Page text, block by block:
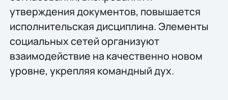
утверждения документов, повышается
исполнительская дисциплина. Элементы
социальных сетей организуют
взаимодействие на качественно новом
уровне, укрепляя командный дух.